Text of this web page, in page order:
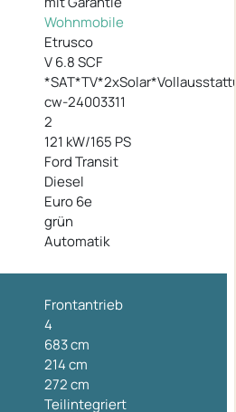
Wohnmobile
Etrusco
V 6.8 SCF
cw-24003311
2
121 kW/165 PS
Ford Transit
Diesel
Euro 6e
grün
Automatik
Frontantrieb
4
683 cm
214 cm
272 cm
Teilintegriert